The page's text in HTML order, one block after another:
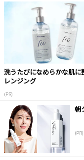
洗うたびになめらかな肌に
レンジング
(PR)
朝
(PR)